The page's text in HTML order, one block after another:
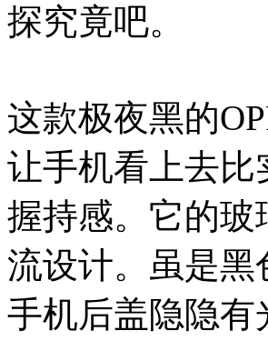
探究竟吧。
这款极夜黑的
让手机看上去
握持感。它的
流设计。虽是
手机后盖隐隐